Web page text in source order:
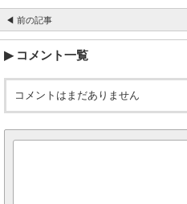
◀ 前の記事
コメント一覧
コメントはまだありません